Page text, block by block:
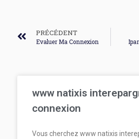
PRÉCÉDENT
Evaluer Ma Connexion
www natixis
connexion
Vous cherchez www natixis